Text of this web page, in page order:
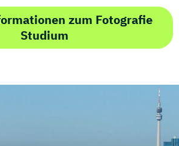
zum Fotografie
Studium